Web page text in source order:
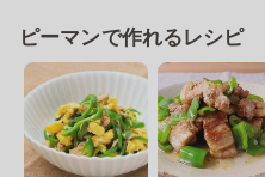
ピーマンで作れるレシピ